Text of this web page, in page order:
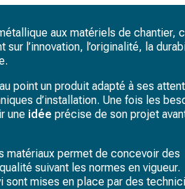
aux matériels de chantier,
l’innovation, l’originalité, la
point un produit adapté à ses
d’installation. Une fois les
une idée précise de son projet
matériaux permet de concevoir des
suivant les normes en vigueur.
sont mises en place par des